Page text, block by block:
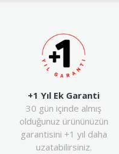
+1 Yıl Ek Garanti
30 gün içinde almış
olduğunuz ürününüzün
garantisini +1 yıl daha
uzatabilirsiniz.